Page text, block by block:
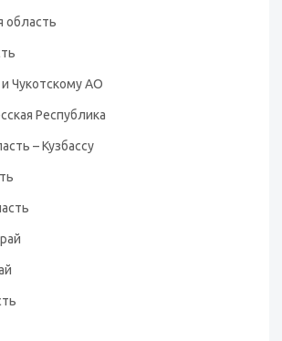
область
Чукотскому АО
Республика
– Кузбассу